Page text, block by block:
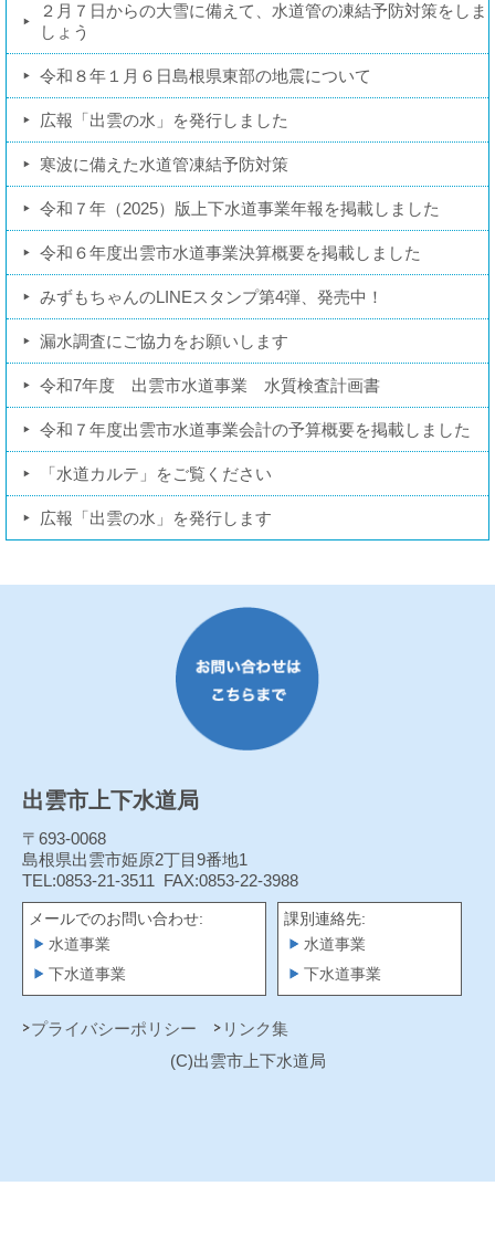
２月７日からの大雪に備えて、水道管の凍結予防対策をしま
しょう
令和８年１月６日島根県東部の地震について
広報「出雲の水」を発行しました
寒波に備えた水道管凍結予防対策
令和７年（2025）版上下水道事業年報を掲載しました
令和６年度出雲市水道事業決算概要を掲載しました
みずもちゃんのLINEスタンプ第4弾、発売中！
漏水調査にご協力をお願いします
令和7年度 出雲市水道事業 水質検査計画書
令和７年度出雲市水道事業会計の予算概要を掲載しました
「水道カルテ」をご覧ください
広報「出雲の水」を発行します
出雲市上下水道局
〒693-0068
島根県出雲市姫原2丁目9番地1
TEL:0853-21-3511
FAX:0853-22-3988
メールでのお問い合わせ:
水道事業
下水道事業
課別連絡先:
水道事業
下水道事業
プライバシーポリシー
リンク集
(C)出雲市上下水道局